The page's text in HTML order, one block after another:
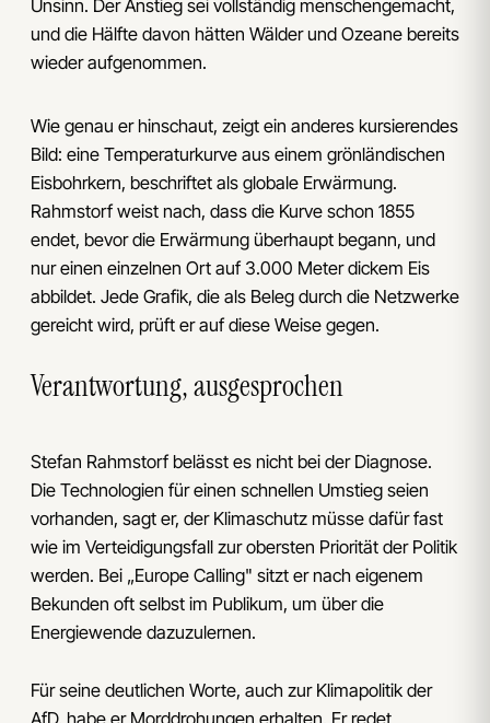
Unsinn. Der Anstieg sei vollständig menschengemacht,
und die Hälfte davon hätten Wälder und Ozeane bereits
wieder aufgenommen.
Wie genau er hinschaut, zeigt ein anderes kursierendes
Bild: eine Temperaturkurve aus einem grönländischen
Eisbohrkern, beschriftet als globale Erwärmung.
Rahmstorf weist nach, dass die Kurve schon 1855
endet, bevor die Erwärmung überhaupt begann, und
nur einen einzelnen Ort auf 3.000 Meter dickem Eis
abbildet. Jede Grafik, die als Beleg durch die Netzwerke
gereicht wird, prüft er auf diese Weise gegen.
Verantwortung, ausgesprochen
Stefan Rahmstorf belässt es nicht bei der Diagnose.
Die Technologien für einen schnellen Umstieg seien
vorhanden, sagt er, der Klimaschutz müsse dafür fast
wie im Verteidigungsfall zur obersten Priorität der Politik
werden. Bei „Europe Calling" sitzt er nach eigenem
Bekunden oft selbst im Publikum, um über die
Energiewende dazuzulernen.
Für seine deutlichen Worte, auch zur Klimapolitik der
AfD, habe er Morddrohungen erhalten. Er redet